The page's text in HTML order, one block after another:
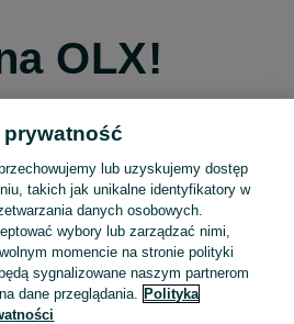
OLX!
przez Facebooka
przez konto Apple
przez konto Google
prywatność
lub uzyskujemy dostęp
takich jak unikalne identyfikatory w
danych osobowych.
wybory lub zarządzać nimi,
momencie na stronie polityki
sygnalizowane naszym partnerom
dane przeglądania.
Polityka